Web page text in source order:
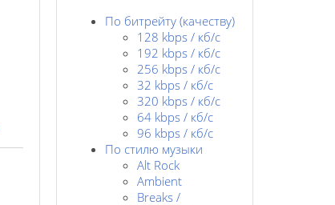
По битрейту (качеству)
128 kbps / кб/c
192 kbps / кб/c
256 kbps / кб/с
32 kbps / кб/c
320 kbps / кб/с
64 kbps / кб/c
96 kbps / кб/c
По стилю музыки
Alt Rock
Ambient
Breaks /